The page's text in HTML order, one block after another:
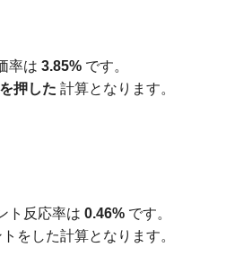
率は 3.85% です。
押した 計算となります。
ト反応率は 0.46% です。
をした計算となります。